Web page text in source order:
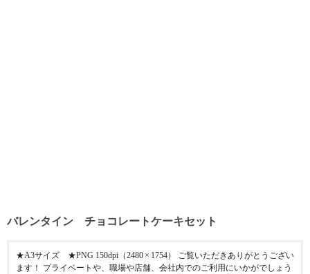
バレンタイン チョコレートケーキセット
★A3サイズ ★PNG 150dpi（2480 × 1754） ご覧いただきありがとうござい
ます！ プライベートや、職場や店舗、会社内でのご利用にいかがでしょう